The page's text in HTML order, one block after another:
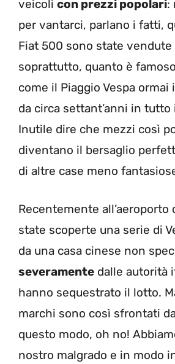
veicoli con prezzi popolari:
per vantarci, parlano i fatti,
Fiat 500 sono state vendute
soprattutto, quanto è
come il Piaggio Vespa ormai
da circa settant’anni in tutto
Inutile dire che mezzi così
diventano il bersaglio
di altre case meno
Recentemente all’aeroporto
state scoperte una serie di
da una casa cinese non
severamente dalle autorità
hanno sequestrato il lotto.
marchi sono così sfrontati
questo modo, oh no!
nostro malgrado e in modo